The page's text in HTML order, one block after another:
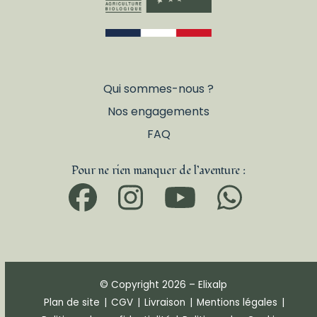
Qui sommes-nous ?
Nos engagements
FAQ
Pour ne rien manquer de l’aventure :
Facebook
Instagram
© Copyright 2026 – Elixalp
Plan de site | CGV | Livraison | Mentions légales |